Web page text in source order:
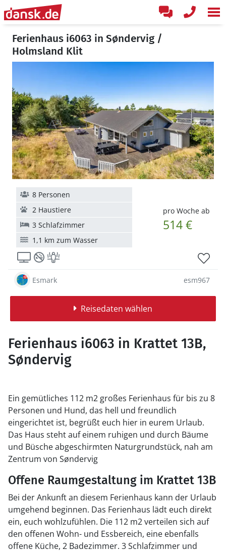
Ferienhaus i6063 in Søndervig /
Holmsland Klit
pro Woche ab
514 €
8 Personen
2 Haustiere
3 Schlafzimmer
1,1 km zum Wasser
Esmark esm967
Reisedaten wählen
Ferienhaus i6063 in Krattet 13B,
Søndervig
Ein gemütliches 112 m2 großes Ferienhaus für bis zu 8
Personen und Hund, das hell und freundlich
eingerichtet ist, begrüßt euch hier in eurem Urlaub.
Das Haus steht auf einem ruhigen und durch Bäume
und Büsche abgeschirmten Naturgrundstück, nah am
Zentrum von Søndervig
Offene Raumgestaltung im Krattet 13B
Bei der Ankunft an diesem Ferienhaus kann der Urlaub
umgehend beginnen. Das Ferienhaus lädt euch direkt
ein, euch wohlzufühlen. Die 112 m2 verteilen sich auf
den offenen Wohn- und Essbereich, eine ebenfalls
offene Küche, 2 Badezimmer. 3 Schlafzimmer und